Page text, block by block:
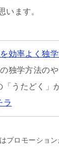
います。
効率よく独学
独学方法の
うたどく」
ラ
プロモーション